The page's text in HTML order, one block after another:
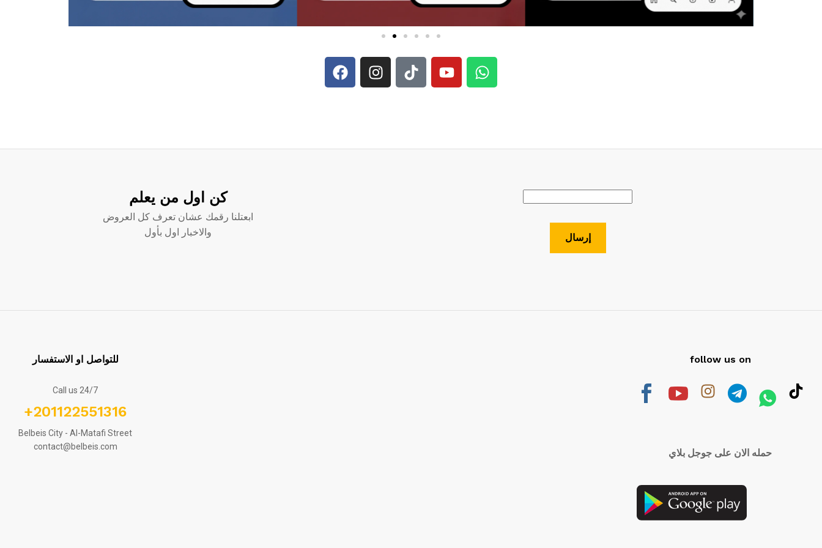
كن اول من يعلم
ابعتلنا رقمك عشان تعرف كل العروض
والاخبار اول بأول
للتواصل او الاستفسار
Call us 24/7
+201122551316
Belbeis City - Al-Matafi Street
contact@belbeis.com
follow us on
حمله الان على جوجل بلاي